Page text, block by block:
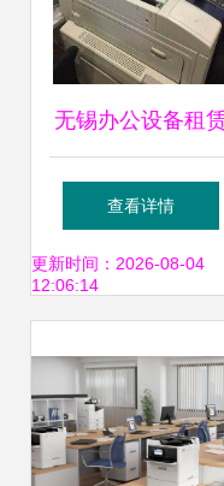
无锡办公设备租
全指南 如何选择靠
谱的服务商？
查看详情
更新时间：2026-08-04
12:06:14